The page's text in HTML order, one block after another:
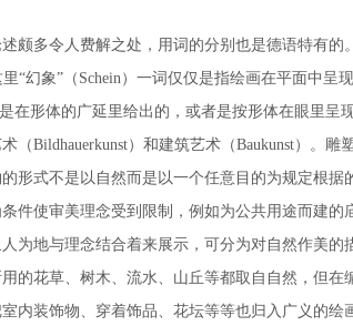
多令人费解之处，用词的分别也是德语特有的
“幻象”（Schein）一词仅仅是指绘画在平面中
在形体的广延里给出的，或者是按形体在眼里
Bildhauerkunst）和建筑艺术（Baukunst）。雕
形式不是以自然而是以一个任意目的为规定根
件使审美理念受到限制，例如为公共用途而建
地与理念结合着来展示，可分为对自然作美的
的花草、树木、流水、山丘等都取自自然，但
内装饰物、穿着饰品、花坛等等也归入广义的绘